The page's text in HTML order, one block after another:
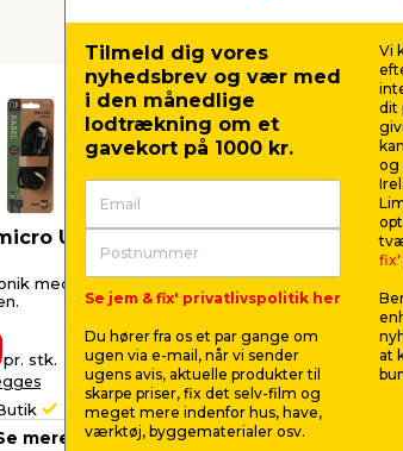
USB kabel
med micro USB
pr. stk.
mere
Oplader med 2
Oplader til alle typer
enheder.
99,00 pr. stk.
Lev. omk. tillægges
Webshop
Tilmeld dig vores
nyhedsbrev og vær med
i den månedlige
lodtrækning om et
gavekort på 1000 kr.
Se jem & fix' privatlivspolitik her
Du hører fra os et par gange om
ugen via e-mail, når vi sender
ugens avis, aktuelle produkter til
skarpe priser, fix det selv-film og
meget mere indenfor hus, have,
værktøj, byggematerialer osv.
Vi
dit
og
fix'
at